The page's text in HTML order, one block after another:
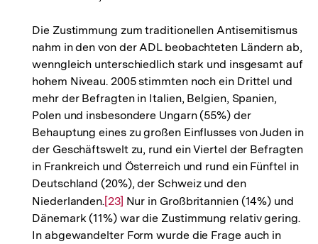
Die Zustimmung zum traditionellen Antisemitismus
nahm in den von der ADL beobachteten Ländern ab,
wenngleich unterschiedlich stark und insgesamt auf
hohem Niveau. 2005 stimmten noch ein Drittel und
mehr der Befragten in Italien, Belgien, Spanien,
Polen und insbesondere Ungarn (55%) der
Behauptung eines zu großen Einflusses von Juden in
der Geschäftswelt zu, rund ein Viertel der Befragten
in Frankreich und Österreich und rund ein Fünftel in
Deutschland (20%), der Schweiz und den
Niederlanden.Zur
Auflösung
der
[23] Nur in Großbritannien (14%) und
Dänemark (11%) war die Zustimmung relativ gering.
In abgewandelter Form wurde die Frage auch in